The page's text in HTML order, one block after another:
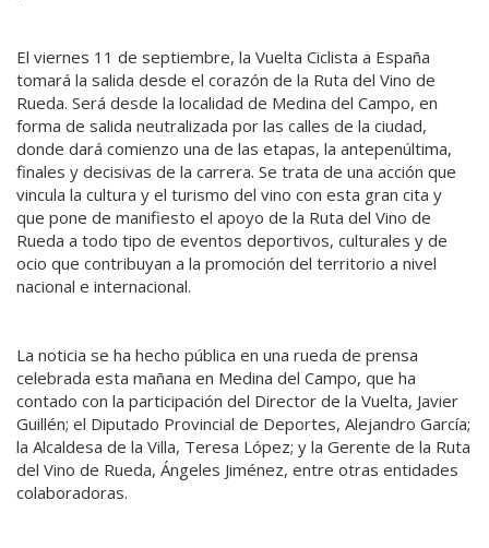
El viernes 11 de septiembre, la Vuelta Ciclista a España
tomará la salida desde el corazón de la Ruta del Vino de
Rueda. Será desde la localidad de Medina del Campo, en
forma de salida neutralizada por las calles de la ciudad,
donde dará comienzo una de las etapas, la antepenúltima,
finales y decisivas de la carrera. Se trata de una acción que
vincula la cultura y el turismo del vino con esta gran cita y
que pone de manifiesto el apoyo de la Ruta del Vino de
Rueda a todo tipo de eventos deportivos, culturales y de
ocio que contribuyan a la promoción del territorio a nivel
nacional e internacional.
La noticia se ha hecho pública en una rueda de prensa
celebrada esta mañana en Medina del Campo, que ha
contado con la participación del Director de la Vuelta, Javier
Guillén; el Diputado Provincial de Deportes, Alejandro García;
la Alcaldesa de la Villa, Teresa López; y la Gerente de la Ruta
del Vino de Rueda, Ángeles Jiménez, entre otras entidades
colaboradoras.